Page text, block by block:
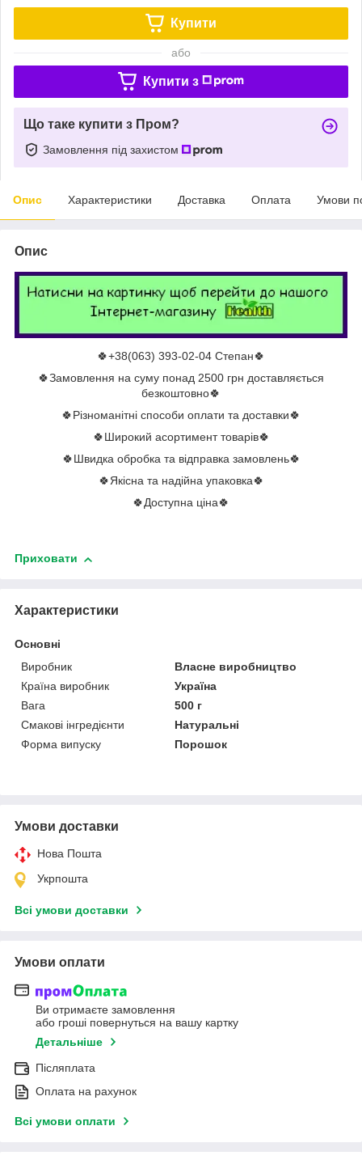
Купити
або
Купити з
Що таке купити з Пром?
Замовлення під захистом
Опис Характеристики Доставка Оплата Умови
Опис
🍀+38(063) 393-02-04 Степан🍀
🍀Замовлення на суму понад 2500 грн доставляється
безкоштовно🍀
🍀Різноманітні способи оплати та доставки🍀
🍀Широкий асортимент товарів🍀
🍀Швидка обробка та відправка замовлень🍀
🍀Якісна та надійна упаковка🍀
🍀Доступна ціна🍀
Приховати
Характеристики
Основні
Виробник
Власне виробництво
Країна виробник
Україна
Вага
500 г
Смакові інгредієнти
Натуральні
Форма випуску
Порошок
Умови доставки
Нова Пошта
Укрпошта
Всі умови доставки
Умови оплати
Ви отримаєте замовлення
або гроші повернуться на вашу картку
Детальніше
Післяплата
Оплата на рахунок
Всі умови оплати